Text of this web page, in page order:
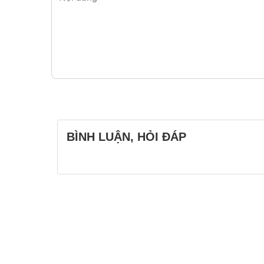
BÌNH LUẬN, HỎI ĐÁP